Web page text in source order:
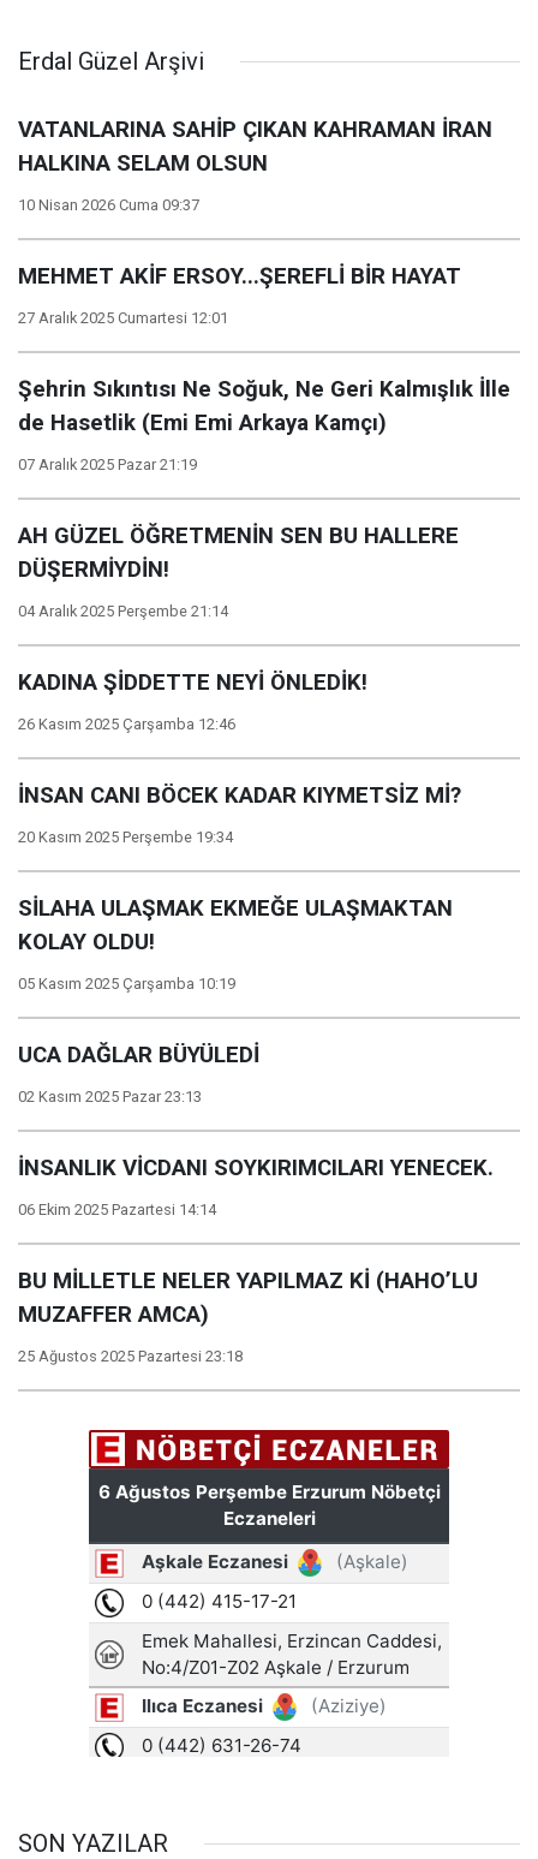
Erdal Güzel Arşivi
VATANLARINA SAHİP ÇIKAN KAHRAMAN İRAN
HALKINA SELAM OLSUN
10 Nisan 2026 Cuma 09:37
MEHMET AKİF ERSOY...ŞEREFLİ BİR HAYAT
27 Aralık 2025 Cumartesi 12:01
Şehrin Sıkıntısı Ne Soğuk, Ne Geri Kalmışlık İlle
de Hasetlik (Emi Emi Arkaya Kamçı)
07 Aralık 2025 Pazar 21:19
AH GÜZEL ÖĞRETMENİN SEN BU HALLERE
DÜŞERMİYDİN!
04 Aralık 2025 Perşembe 21:14
KADINA ŞİDDETTE NEYİ ÖNLEDİK!
26 Kasım 2025 Çarşamba 12:46
İNSAN CANI BÖCEK KADAR KIYMETSİZ Mİ?
20 Kasım 2025 Perşembe 19:34
SİLAHA ULAŞMAK EKMEĞE ULAŞMAKTAN
KOLAY OLDU!
05 Kasım 2025 Çarşamba 10:19
UCA DAĞLAR BÜYÜLEDİ
02 Kasım 2025 Pazar 23:13
İNSANLIK VİCDANI SOYKIRIMCILARI YENECEK.
06 Ekim 2025 Pazartesi 14:14
BU MİLLETLE NELER YAPILMAZ Kİ (HAHO’LU
MUZAFFER AMCA)
25 Ağustos 2025 Pazartesi 23:18
SON YAZILAR